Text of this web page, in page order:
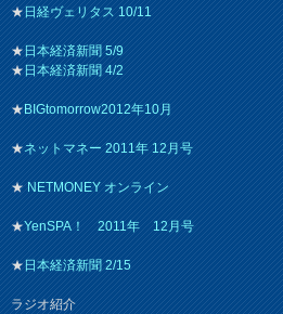
★日経ヴェリタス 10/11
★日本経済新聞 5/9
★日本経済新聞 4/2
★BIGtomorrow2012年10月
★ネットマネー 2011年 12月号
★NETMONEY オンライン
★YenSPA！ 2011年 12月号
★日本経済新聞 2/15
ラジオ紹介